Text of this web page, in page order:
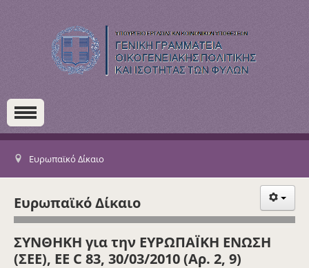
Ευρωπαϊκό Δίκαιο
Ευρωπαϊκό Δίκαιο
ΣΥΝΘΗΚΗ για την ΕΥΡΩΠΑΪΚΗ ΕΝΩΣΗ
(ΣΕΕ), ΕΕ C 83, 30/03/2010 (Αρ. 2, 9)